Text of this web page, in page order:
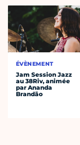
ÉVÈNEMENT
Jam Session Jazz
au 38Riv, animée
par Ananda
Brandão